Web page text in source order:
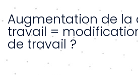
Augmentation de la
travail =
de travail ?